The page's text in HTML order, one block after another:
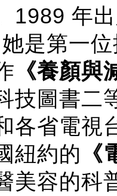
1989 年
是第一
《養顏
技圖書二
各省電視
紐約的
美容的科